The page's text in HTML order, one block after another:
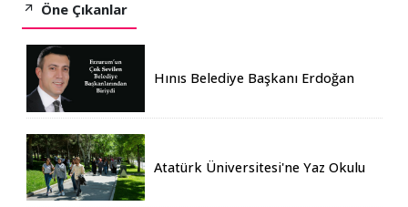
Öne Çıkanlar
Hınıs Belediye Başkanı Erdoğan
Atatürk Üniversitesi'ne Yaz Okulu